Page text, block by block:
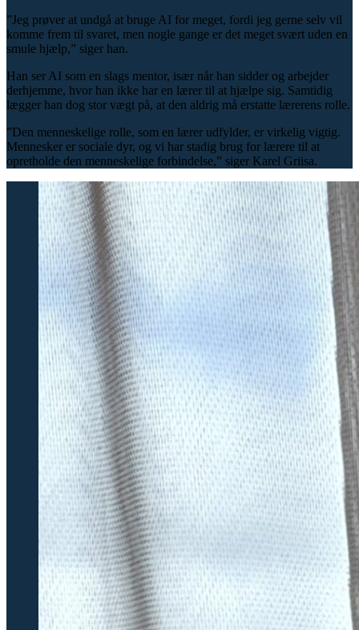
”Jeg prøver at undgå at bruge AI for meget, fordi jeg gerne selv vil
komme frem til svaret, men nogle gange er det meget svært uden en
smule hjælp,” siger han.
Han ser AI som en slags mentor, især når han sidder og arbejder
derhjemme, hvor han ikke har en lærer til at hjælpe sig. Samtidig
lægger han dog stor vægt på, at den aldrig må erstatte lærerens rolle.
”Den menneskelige rolle, som en lærer udfylder, er virkelig vigtig.
Mennesker er sociale dyr, og vi har stadig brug for lærere til at
opretholde den menneskelige forbindelse,” siger Karel Griisa.